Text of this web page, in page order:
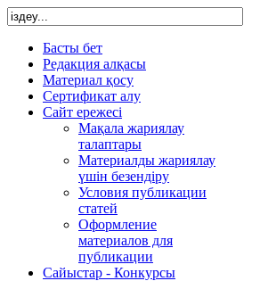
Басты бет
Редакция алқасы
Материал қосу
Сертификат алу
Сайт ережесі
Мақала жариялау
талаптары
Материалды жариялау
үшін безендіру
Условия публикации
статей
Оформление
материалов для
публикации
Сайыстар - Конкурсы